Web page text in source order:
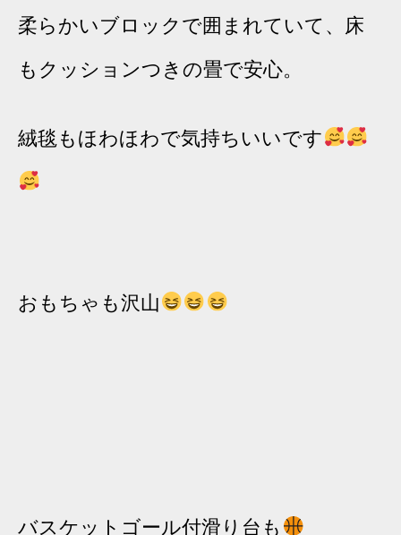
柔らかいブロックで囲まれていて、床
もクッションつきの畳で安心。
絨毯もほわほわで気持ちいいです
おもちゃも沢山
バスケットゴール付滑り台も